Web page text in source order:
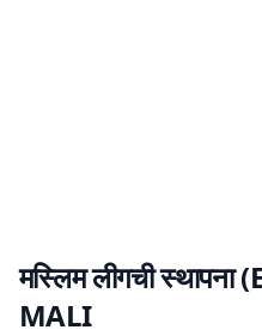
मस्लिम लीगची
MALI